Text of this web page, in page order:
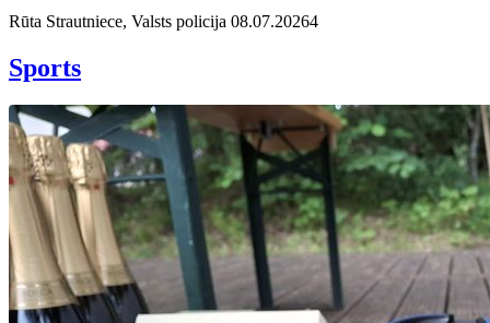
Rūta Strautniece, Valsts policija 08.07.20264
Sports